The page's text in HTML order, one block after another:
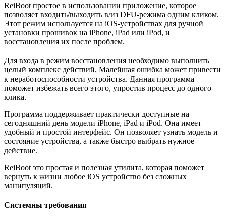
ReiBoot простое в использовании приложение, которое
позволяет входить/выходить в/из DFU-режима одним кликом.
Этот режим используется на iOS-устройствах для ручной
установки прошивок на iPhone, iPad или iPod, и
восстановления их после проблем.
Для входа в режим восстановления необходимо выполнить
целый комплекс действий. Малейшая ошибка может привести
к неработоспособности устройства. Данная программа
поможет избежать всего этого, упростив процесс до одного
клика.
Программа поддерживает практически доступные на
сегодняшний день модели iPhone, iPad и iPod. Она имеет
удобный и простой интерфейс. Он позволяет узнать модель и
состояние устройства, а также быстро выбрать нужное
действие.
ReiBoot это простая и полезная утилита, которая поможет
вернуть к жизни любое iOS устройство без сложных
манипуляций.
Системны требования